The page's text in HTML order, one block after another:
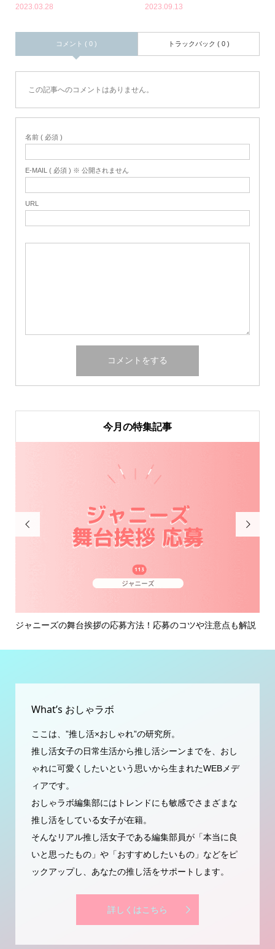
2023.03.28 2023.09.13
コメント ( 0 ) トラックバック ( 0 )
この記事へのコメントはありません。
名前 ( 必須 )
E-MAIL ( 必須 ) ※ 公開されません
URL
今月の特集記事

ジャニーズの復活当選とは？当たる方法と当選連絡が来るタイ

ここは、”推し活×おしゃれ”の研究所。
推し活女子の日常生活から推し活シーンまでを、おし
おしゃラボ編集部にはトレンドにも敏感でさまざまな
推し活をしている女子が在籍。
そんなリアル推し活女子である編集部員が「本当に良
いと思ったもの」や「おすすめしたいもの」などをピ